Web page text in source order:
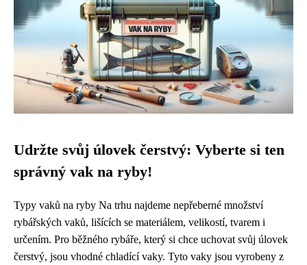
Udržte svůj úlovek čerstvý: Vyberte si ten
správný vak na ryby!
Typy vaků na ryby Na trhu najdeme nepřeberné množství
rybářských vaků, lišících se materiálem, velikostí, tvarem i
určením. Pro běžného rybáře, který si chce uchovat svůj úlovek
čerstvý, jsou vhodné chladící vaky. Tyto vaky jsou vyrobeny z